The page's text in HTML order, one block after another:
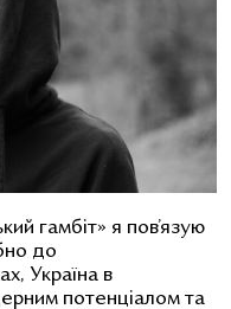
гамбіт» я пов’язую
до
Україна в
потенціалом та